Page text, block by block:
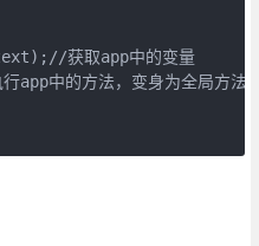
获取app中的变量
app中的方法，变身为全局方法